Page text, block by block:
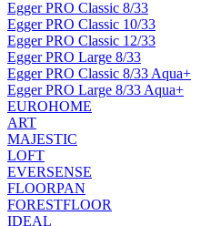
Egger PRO Classic 8/33
Egger PRO Classic 10/33
Egger PRO Classic 12/33
Egger PRO Large 8/33
Egger PRO Classic 8/33 Aqua+
Egger PRO Large 8/33 Aqua+
EUROHOME
ART
MAJESTIC
LOFT
EVERSENSE
FLOORPAN
FORESTFLOOR
IDEAL